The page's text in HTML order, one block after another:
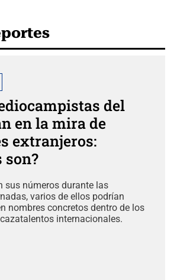
del
en la mira de
extranjeros:
son?
sus números durante las
varios de ellos podrían
nombres concretos dentro de los
internacionales.